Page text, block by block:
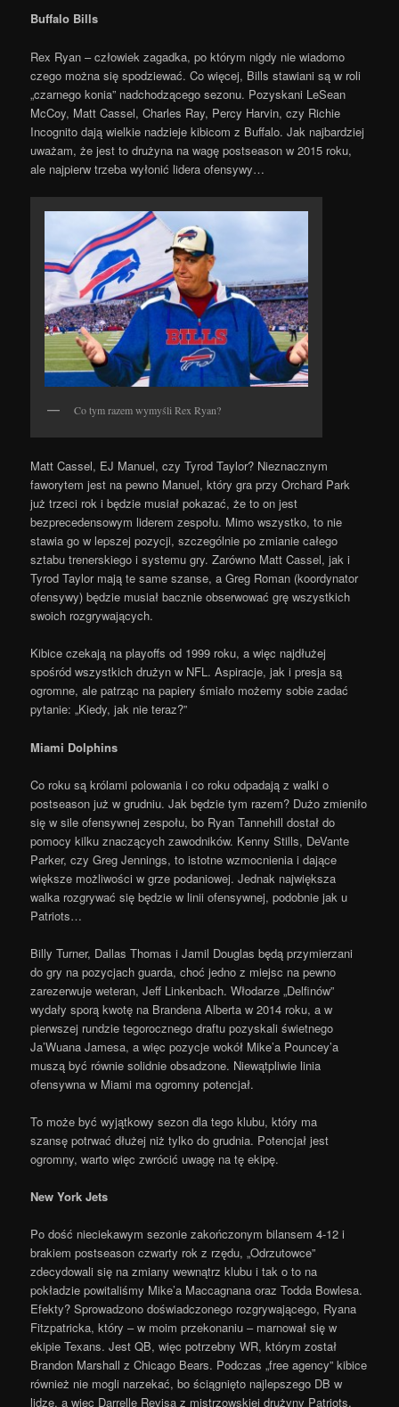
Buffalo Bills
Rex Ryan – człowiek zagadka, po którym nigdy nie wiadomo
czego można się spodziewać. Co więcej, Bills stawiani są w roli
„czarnego konia” nadchodzącego sezonu. Pozyskani LeSean
McCoy, Matt Cassel, Charles Ray, Percy Harvin, czy Richie
Incognito dają wielkie nadzieje kibicom z Buffalo. Jak najbardziej
uważam, że jest to drużyna na wagę postseason w 2015 roku,
ale najpierw trzeba wyłonić lidera ofensywy…
Co tym razem wymyśli Rex Ryan?
Matt Cassel, EJ Manuel, czy Tyrod Taylor? Nieznacznym
faworytem jest na pewno Manuel, który gra przy Orchard Park
już trzeci rok i będzie musiał pokazać, że to on jest
bezprecedensowym liderem zespołu. Mimo wszystko, to nie
stawia go w lepszej pozycji, szczególnie po zmianie całego
sztabu trenerskiego i systemu gry. Zarówno Matt Cassel, jak i
Tyrod Taylor mają te same szanse, a Greg Roman (koordynator
ofensywy) będzie musiał bacznie obserwować grę wszystkich
swoich rozgrywających.
Kibice czekają na playoffs od 1999 roku, a więc najdłużej
spośród wszystkich drużyn w NFL. Aspiracje, jak i presja są
ogromne, ale patrząc na papiery śmiało możemy sobie zadać
pytanie: „Kiedy, jak nie teraz?”
Miami Dolphins
Co roku są królami polowania i co roku odpadają z walki o
postseason już w grudniu. Jak będzie tym razem? Dużo zmieniło
się w sile ofensywnej zespołu, bo Ryan Tannehill dostał do
pomocy kilku znaczących zawodników. Kenny Stills, DeVante
Parker, czy Greg Jennings, to istotne wzmocnienia i dające
większe możliwości w grze podaniowej. Jednak największa
walka rozgrywać się będzie w linii ofensywnej, podobnie jak u
Patriots…
Billy Turner, Dallas Thomas i Jamil Douglas będą przymierzani
do gry na pozycjach guarda, choć jedno z miejsc na pewno
zarezerwuje weteran, Jeff Linkenbach. Włodarze „Delfinów”
wydały sporą kwotę na Brandena Alberta w 2014 roku, a w
pierwszej rundzie tegorocznego draftu pozyskali świetnego
Ja’Wuana Jamesa, a więc pozycje wokół Mike’a Pouncey’a
muszą być równie solidnie obsadzone. Niewątpliwie linia
ofensywna w Miami ma ogromny potencjał.
To może być wyjątkowy sezon dla tego klubu, który ma
szansę potrwać dłużej niż tylko do grudnia. Potencjał jest
ogromny, warto więc zwrócić uwagę na tę ekipę.
New York Jets
Po dość nieciekawym sezonie zakończonym bilansem 4-12 i
brakiem postseason czwarty rok z rzędu, „Odrzutowce”
zdecydowali się na zmiany wewnątrz klubu i tak o to na
pokładzie powitaliśmy Mike’a Maccagnana oraz Todda Bowlesa.
Efekty? Sprowadzono doświadczonego rozgrywającego, Ryana
Fitzpatricka, który – w moim przekonaniu – marnował się w
ekipie Texans. Jest QB, więc potrzebny WR, którym został
Brandon Marshall z Chicago Bears. Podczas „free agency” kibice
również nie mogli narzekać, bo ściągnięto najlepszego DB w
lidze, a więc Darrelle Revisa z mistrzowskiej drużyny Patriots,